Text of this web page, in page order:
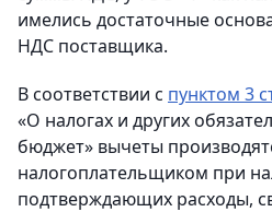
имелись достаточные
НДС поставщика.
В соответствии с пунктом 3
«О налогах и других
бюджет» вычеты
налогоплательщиком при
подтверждающих расходы,